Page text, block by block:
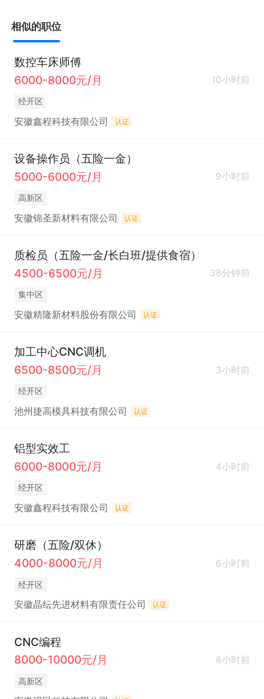
相似的职位
数控车床师傅
6000-8000元/月
10小时前
经开区
安徽鑫程科技有限公司 认证
设备操作员（五险一金）
5000-6000元/月
9小时前
高新区
安徽锦圣新材料有限公司 认证
质检员（五险一金/长白班/提供食宿）
4500-6500元/月
38分钟前
集中区
安徽精隆新材料股份有限公司 认证
加工中心CNC调机
6500-8500元/月
3小时前
经开区
池州捷高模具科技有限公司 认证
铝型实效工
6000-8000元/月
4小时前
经开区
安徽鑫程科技有限公司 认证
研磨（五险/双休）
4000-8000元/月
6小时前
经开区
安徽晶纭先进材料有限责任公司 认证
CNC编程
8000-10000元/月
8小时前
高新区